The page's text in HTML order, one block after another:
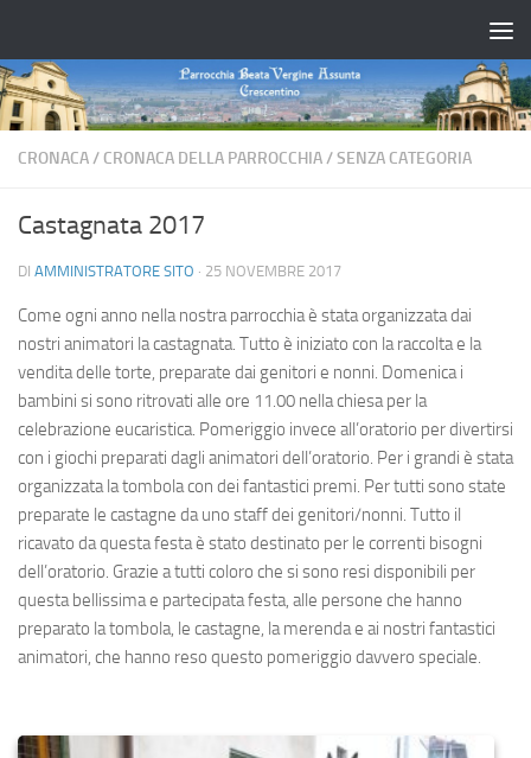
CRONACA/ CRONACA DELLA PARROCCHIA/SENZA CATEGORIA
Castagnata 2017
DI AMMINISTRATORE SITO · 25 NOVEMBRE 2017
Come ogni anno nella nostra parrocchia è stata organizzata dai
nostri animatori la castagnata. Tutto è iniziato con la raccolta e la
vendita delle torte, preparate dai genitori e nonni. Domenica i
bambini si sono ritrovati alle ore 11.00 nella chiesa per la
celebrazione eucaristica. Pomeriggio invece all’oratorio per divertirsi
con i giochi preparati dagli animatori dell’oratorio. Per i grandi è stata
organizzata la tombola con dei fantastici premi. Per tutti sono state
preparate le castagne da uno staff dei genitori/nonni. Tutto il
ricavato da questa festa è stato destinato per le correnti bisogni
dell’oratorio. Grazie a tutti coloro che si sono resi disponibili per
questa bellissima e partecipata festa, alle persone che hanno
preparato la tombola, le castagne, la merenda e ai nostri fantastici
animatori, che hanno reso questo pomeriggio davvero speciale.